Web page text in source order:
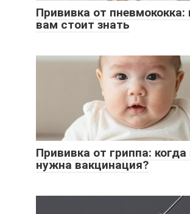
Прививка от пневмококка:
вам стоит знать
Прививка от гриппа: когда
нужна вакцинация?